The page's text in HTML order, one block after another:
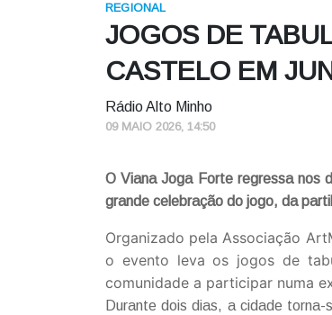
REGIONAL
JOGOS DE
CASTELO EM
Rádio Alto Minho
09 MAIO 2026, 14:50
O Viana Joga Forte regressa nos
grande celebração do jogo, da
Organizado pela Associação
o evento leva os jogos de
comunidade a participar numa
Durante dois dias, a cidade